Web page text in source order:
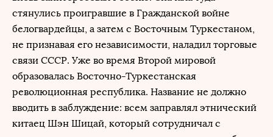
стянулись проигравшие в Гражданской войне
белогвардейцы, а затем с Восточным Туркестаном,
не признавая его независимости, наладил торговые
связи СССР. Уже во время Второй мировой
образовалась Восточно-Туркестанская
революционная республика. Название не должно
вводить в заблуждение: всем заправлял этнический
китаец Шэн Шицай, который сотрудничал с